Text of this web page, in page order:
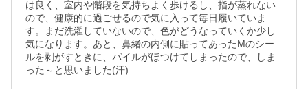
は良く、室内や階段を気持ちよく歩けるし、指が蒸れない
ので、健康的に過ごせるので気に入って毎日履いていま
す。まだ洗濯していないので、色がどうなっていくか少し
気になります。あと、鼻緒の内側に貼ってあったМのシー
ルを剥がすときに、パイルがほつけてしまったので、しま
った～と思いました(汗)